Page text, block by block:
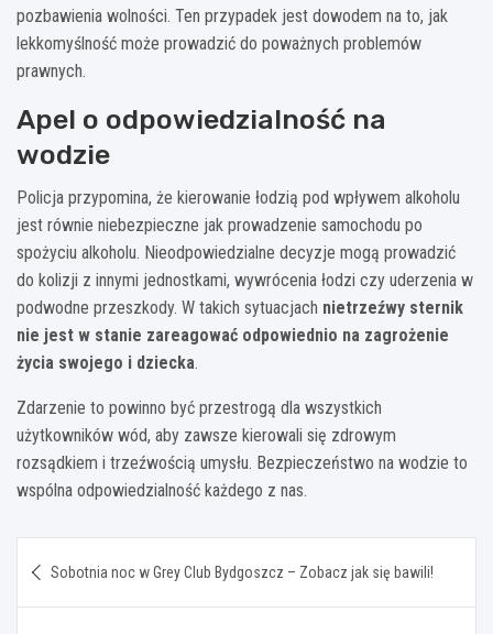
pozbawienia wolności. Ten przypadek jest dowodem na to, jak
lekkomyślność może prowadzić do poważnych problemów
prawnych.
Apel o odpowiedzialność na
wodzie
Policja przypomina, że kierowanie łodzią pod wpływem alkoholu
jest równie niebezpieczne jak prowadzenie samochodu po
spożyciu alkoholu. Nieodpowiedzialne decyzje mogą prowadzić
do kolizji z innymi jednostkami, wywrócenia łodzi czy uderzenia w
podwodne przeszkody. W takich sytuacjach nietrzeźwy sternik
nie jest w stanie zareagować odpowiednio na zagrożenie
życia swojego i dziecka.
Zdarzenie to powinno być przestrogą dla wszystkich
użytkowników wód, aby zawsze kierowali się zdrowym
rozsądkiem i trzeźwością umysłu. Bezpieczeństwo na wodzie to
wspólna odpowiedzialność każdego z nas.
wpisu
Sobotnia noc w Grey Club Bydgoszcz – Zobacz jak się bawili!